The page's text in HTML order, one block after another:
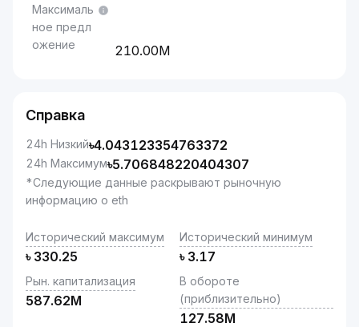
Максималь
ное предл
ожение
210.00M
Справка
24h Низкий৳4.043123354763372
24h Максимум৳5.706848220404307
*Следующие данные раскрывают рыночную
информацию о eth
Исторический максимум
৳ 330.25
Исторический минимум
৳ 3.17
Рын. капитализация
587.62M
В обороте
(приблизительно)
127.58M